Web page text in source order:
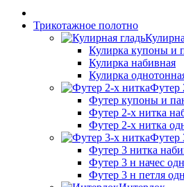
Трикотажное полотно
Кулирка купоны и
Кулирка набивная
Кулирка
Футер
Футер купоны и
Футер 2-х нитка
Футер 2-х нитка
Футер
Футер 3 нитка
Футер 3 н начес
Футер 3 н петля